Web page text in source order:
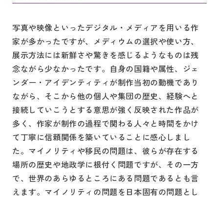
写真や映像といったデジタル・メディアを用いる作
家が多かったですが、メディウムの選択や使い方、
展示方法には新鮮さや驚きを感じるようなものは残
念ながら少なかったです。自身の国籍や属性、ジェ
ンダー・アイデンティティが制作当初の動機であり
ながら、そこから他の個人や集団の歴史、経験へと
接続していこうとする意思が強く反映された作品が
多く、作家が制作の過程で関わる人々と時間をかけ
て丁寧に信頼関係を築いていることに感心しまし
た。マイノリティや移民の問題は、彼らが存在する
場所の歴史や地政学に根付く問題ですが、その一方
で、世界のあらゆるところにある問題であるとも言
えます。マイノリティの問題を日本固有の問題とし